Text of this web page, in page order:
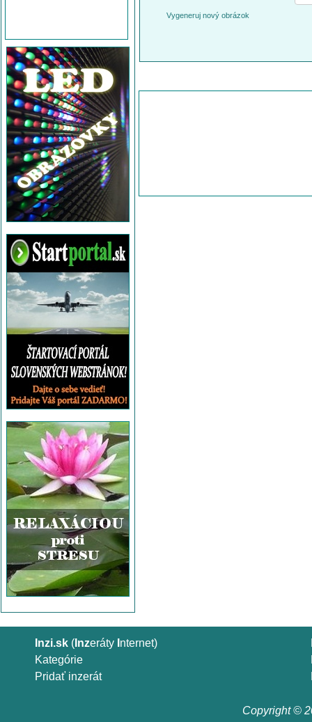
Vygeneruj nový obrázok
Inzi.sk ( Inzeráty nternet)
Kategórie
Pridať inzerát
Copyright ©